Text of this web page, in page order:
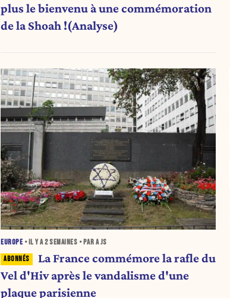
plus le bienvenu à une commémoration
de la Shoah !(Analyse)
EUROPE • IL Y A2 SEMAINES • PAR A JS
La France commémore la rafle du
Vel d'Hiv après le vandalisme d'une
plaque parisienne